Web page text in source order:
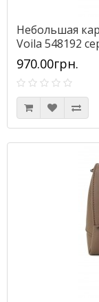
Небольшая
Voila 548192
970.00грн.